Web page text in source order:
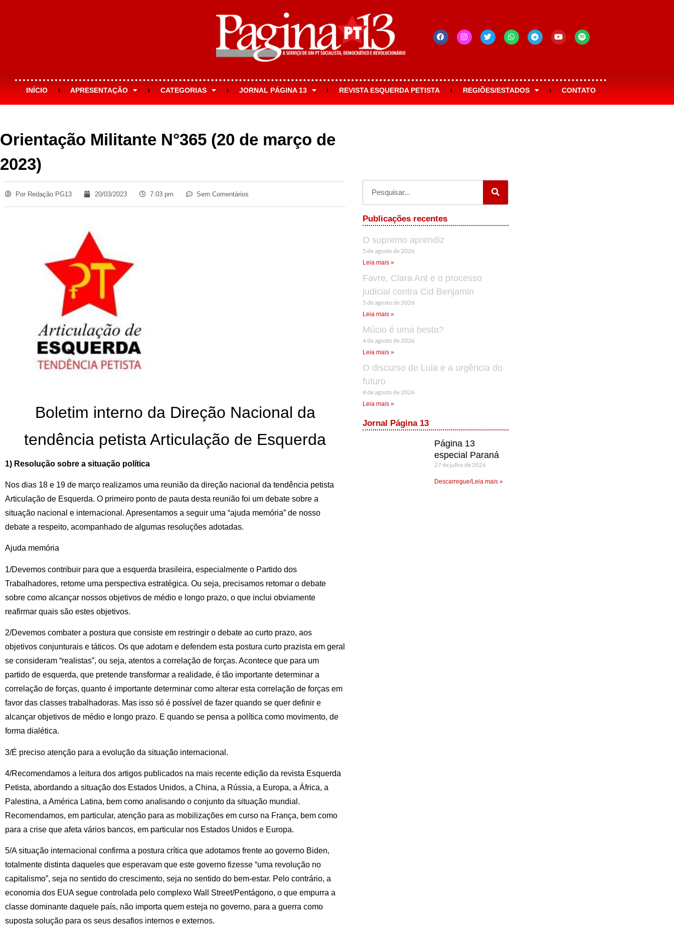
INÍCIO APRESENTAÇÃO CATEGORIAS JORNAL PÁGINA 13 REVISTA ESQUERDA PETISTA REGIÕES/ESTADOS CONTATO
Orientação Militante N°365 (20 de março de
2023)
Por Redação PG13 20/03/2023 7:03 pm Sem Comentários
Boletim interno da Direção Nacional da
tendência petista Articulação de Esquerda
1) Resolução sobre a situação política
Nos dias 18 e 19 de março realizamos uma reunião da direção nacional da tendência petista
Articulação de Esquerda. O primeiro ponto de pauta desta reunião foi um debate sobre a
situação nacional e internacional. Apresentamos a seguir uma “ajuda memória” de nosso
debate a respeito, acompanhado de algumas resoluções adotadas.
Ajuda memória
1/Devemos contribuir para que a esquerda brasileira, especialmente o Partido dos
Trabalhadores, retome uma perspectiva estratégica. Ou seja, precisamos retomar o debate
sobre como alcançar nossos objetivos de médio e longo prazo, o que inclui obviamente
reafirmar quais são estes objetivos.
2/Devemos combater a postura que consiste em restringir o debate ao curto prazo, aos
objetivos conjunturais e táticos. Os que adotam e defendem esta postura curto prazista em geral
se consideram “realistas”, ou seja, atentos a correlação de forças. Acontece que para um
partido de esquerda, que pretende transformar a realidade, é tão importante determinar a
correlação de forças, quanto é importante determinar como alterar esta correlação de forças em
favor das classes trabalhadoras. Mas isso só é possível de fazer quando se quer definir e
alcançar objetivos de médio e longo prazo. E quando se pensa a política como movimento, de
forma dialética.
3/É preciso atenção para a evolução da situação internacional.
4/Recomendamos a leitura dos artigos publicados na mais recente edição da revista Esquerda
Petista, abordando a situação dos Estados Unidos, a China, a Rússia, a Europa, a África, a
Palestina, a América Latina, bem como analisando o conjunto da situação mundial.
Recomendamos, em particular, atenção para as mobilizações em curso na França, bem como
para a crise que afeta vários bancos, em particular nos Estados Unidos e Europa.
5/A situação internacional confirma a postura crítica que adotamos frente ao governo Biden,
totalmente distinta daqueles que esperavam que este governo fizesse “uma revolução no
capitalismo”, seja no sentido do crescimento, seja no sentido do bem-estar. Pelo contrário, a
economia dos EUA segue controlada pelo complexo Wall Street/Pentágono, o que empurra a
classe dominante daquele país, não importa quem esteja no governo, para a guerra como
suposta solução para os seus desafios internos e externos.
Publicações recentes
O supremo aprendiz
5 de agosto de 2026
Leia mais »
Favre, Clara Ant e o processo
judicial contra Cid Benjamin
5 de agosto de 2026
Leia mais »
Múcio é uma besta?
4 de agosto de 2026
Leia mais »
O discurso de Lula e a urgência do
futuro
4 de agosto de 2026
Leia mais »
Jornal Página 13
Página 13
especial Paraná
27 de julho de 2026
Descarregue/Leia mais »